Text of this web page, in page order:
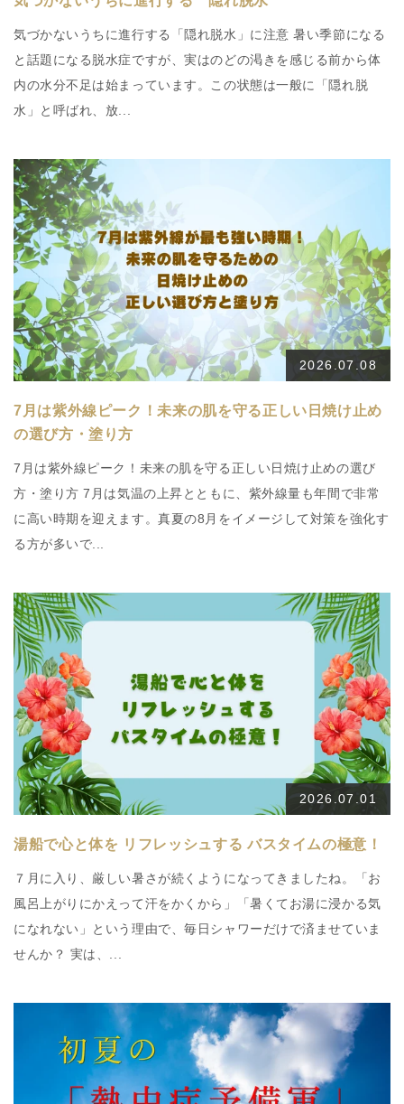
気づかないうちに進行する「隠れ脱水」に注意 暑い季節になる
と話題になる脱水症ですが、実はのどの渇きを感じる前から体
内の水分不足は始まっています。この状態は一般に「隠れ脱
水」と呼ばれ、放...
2026.07.08
7月は紫外線ピーク！未来の肌を守る正しい日焼け止め
の選び方・塗り方
7月は紫外線ピーク！未来の肌を守る正しい日焼け止めの選び
方・塗り方 7月は気温の上昇とともに、紫外線量も年間で非常
に高い時期を迎えます。真夏の8月をイメージして対策を強化す
る方が多いで...
2026.07.01
湯船で心と体を リフレッシュする バスタイムの極意！
７月に入り、厳しい暑さが続くようになってきましたね。「お
風呂上がりにかえって汗をかくから」「暑くてお湯に浸かる気
になれない」という理由で、毎日シャワーだけで済ませていま
せんか？ 実は、...